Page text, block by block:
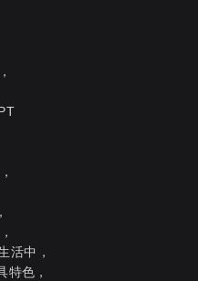
活中，
色，